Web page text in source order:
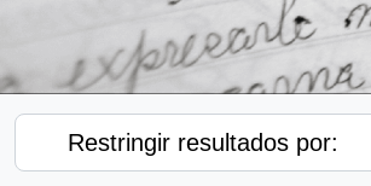
Restringir resultados por: